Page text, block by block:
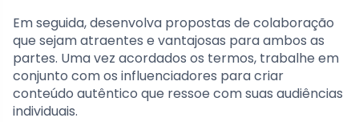
Em seguida, desenvolva propostas de colaboração
que sejam atraentes e vantajosas para ambos as
partes. Uma vez acordados os termos, trabalhe em
conjunto com os influenciadores para criar
conteúdo autêntico que ressoe com suas audiências
individuais.